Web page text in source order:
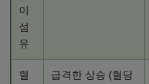
이
섬
유
혈
급격한 상승 (혈당